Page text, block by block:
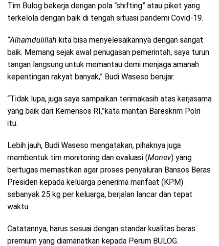
Tim Bulog bekerja dengan pola “shifting” atau piket yang
terkelola dengan baik di tengah situasi pandemi Covid-19.
“Alhamdulillah kita bisa menyelesaikannya dengan sangat
baik. Memang sejak awal penugasan pemerintah, saya turun
tangan langsung untuk memantau demi menjaga amanah
kepentingan rakyat banyak,” Budi Waseso berujar.
“Tidak lupa, juga saya sampaikan terimakasih atas kerjasama
yang baik dari Kemensos RI,”kata mantan Bareskrim Polri
itu.
Lebih jauh, Budi Waseso mengatakan, pihaknya juga
membentuk tim monitoring dan evaluasi (Monev) yang
bertugas memastikan agar proses penyaluran Bansos Beras
Presiden kepada keluarga penerima manfaat (KPM)
sebanyak 25 kg per keluarga, berjalan lancar dan tepat
waktu.
Catatannya, harus sesuai dengan standar kualitas beras
premium yang diamanatkan kepada Perum BULOG.